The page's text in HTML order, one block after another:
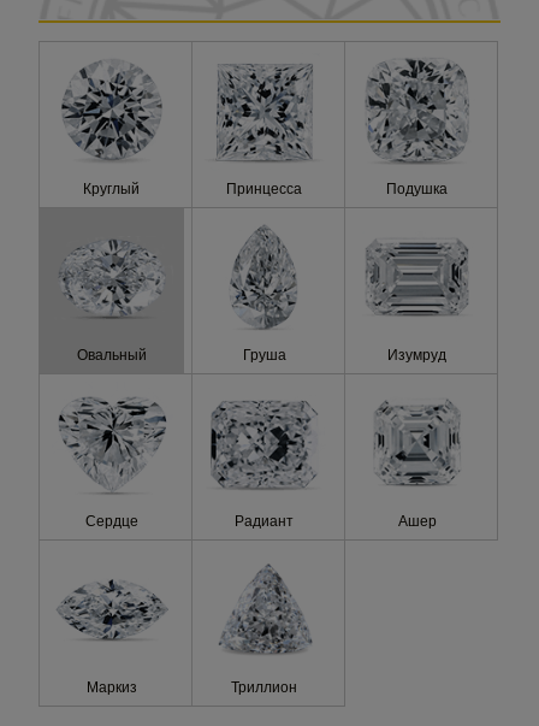
Огранка
Сертификация
Стоимость
Флуоресценция
Круглый Принцесса Подушка
Овальный Груша Изумруд
Сердце Радиант Ашер
Маркиз Триллион